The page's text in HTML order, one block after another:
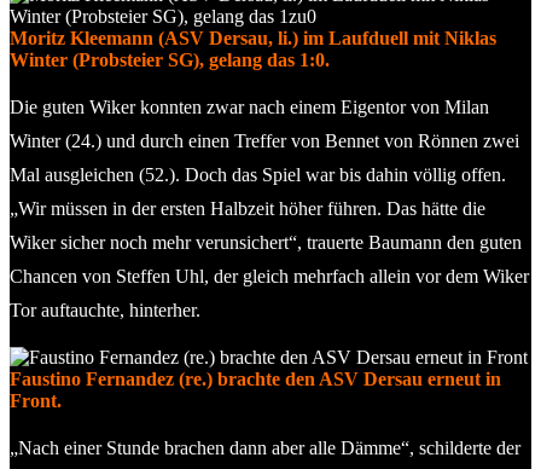
Moritz Kleemann (ASV Dersau, li.) im Laufduell mit Niklas
Winter (Probsteier SG), gelang das 1:0.
Die guten Wiker konnten zwar nach einem Eigentor von Milan
Winter (24.) und durch einen Treffer von Bennet von Rönnen zwei
Mal ausgleichen (52.). Doch das Spiel war bis dahin völlig offen.
„Wir müssen in der ersten Halbzeit höher führen. Das hätte die
Wiker sicher noch mehr verunsichert“, trauerte Baumann den guten
Chancen von Steffen Uhl, der gleich mehrfach allein vor dem Wiker
Tor auftauchte, hinterher.
Faustino Fernandez (re.) brachte den ASV Dersau erneut in
Front.
„Nach einer Stunde brachen dann aber alle Dämme“, schilderte der